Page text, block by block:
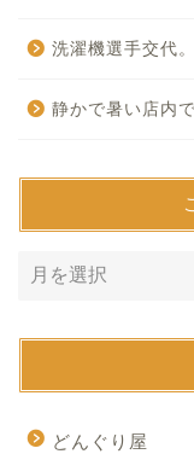
洗濯機選手交代。
静かで暑い店内で
どんぐり屋